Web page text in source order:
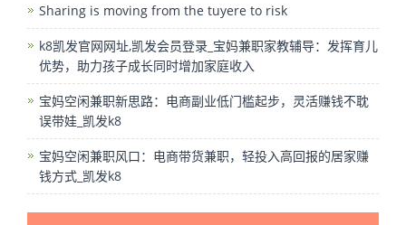
Sharing is moving from the tuyere to risk
k8凯发官网网址,凯发会员登录_宝妈兼职家教辅导：发挥育儿
优势，助力孩子成长同时增加家庭收入
宝妈空闲兼职新思路：电商副业低门槛起步，灵活赚钱不耽
误带娃_凯发k8
宝妈空闲兼职风口：电商带货兼职，轻投入高回报的居家赚
钱方式_凯发k8